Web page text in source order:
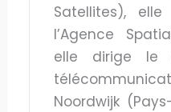
Satellites),
l’Agence
elle dirige le
Noordwijk